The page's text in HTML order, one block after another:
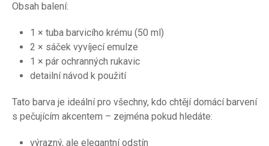
Obsah balení:
1 × tuba barvicího krému (50 ml)
2 × sáček vyvíjecí emulze
1 × pár ochranných rukavic
detailní návod k použití
Tato barva je ideální pro všechny, kdo chtějí domácí barvení
s pečujícím akcentem – zejména pokud hledáte:
výrazný, ale elegantní odstín